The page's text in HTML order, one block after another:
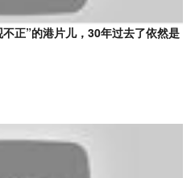
不正”的港片儿，30年过去了依然是